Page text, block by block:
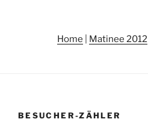
Home Matinee 2012
BESUCHER-ZÄHLER